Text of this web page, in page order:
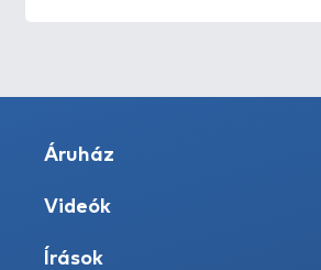
Áruház
Videók
Írások